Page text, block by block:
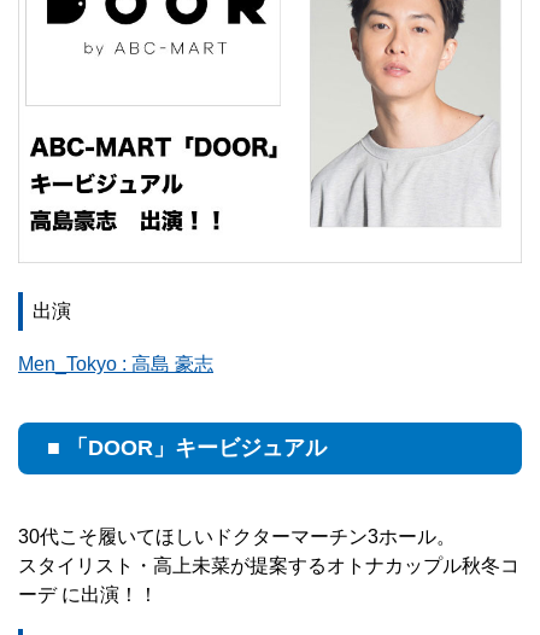
出演
Men_Tokyo : 高島 豪志
■ 「DOOR」キービジュアル
30代こそ履いてほしいドクターマーチン3ホール。
スタイリスト・高上未菜が提案するオトナカップル秋冬コ
ーデ に出演！！